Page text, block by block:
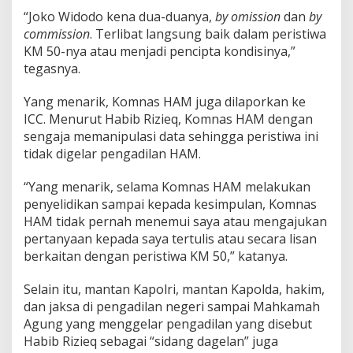
“Joko Widodo kena dua-duanya, by omissiondan by
commission. Terlibat langsung baik dalam peristiwa
KM 50-nya atau menjadi pencipta kondisinya,”
tegasnya.
Yang menarik, Komnas HAM juga dilaporkan ke
ICC. Menurut Habib Rizieq, Komnas HAM dengan
sengaja memanipulasi data sehingga peristiwa ini
tidak digelar pengadilan HAM.
“Yang menarik, selama Komnas HAM melakukan
penyelidikan sampai kepada kesimpulan, Komnas
HAM tidak pernah menemui saya atau mengajukan
pertanyaan kepada saya tertulis atau secara lisan
berkaitan dengan peristiwa KM 50,” katanya.
Selain itu, mantan Kapolri, mantan Kapolda, hakim,
dan jaksa di pengadilan negeri sampai Mahkamah
Agung yang menggelar pengadilan yang disebut
Habib Rizieq sebagai “sidang dagelan” juga